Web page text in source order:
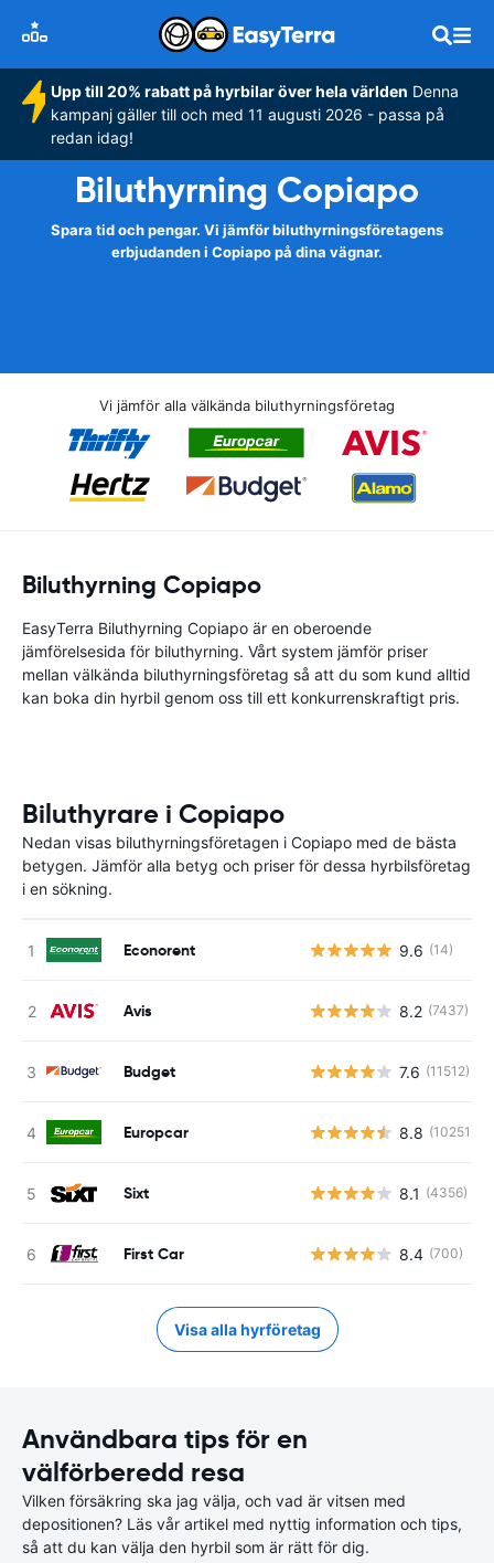
Upp till 20% rabatt på hyrbilar över hela världen Denna
kampanj gäller till och med 11 augusti 2026 - passa på
redan idag!
Biluthyrning Copiapo
Spara tid och pengar. Vi jämför biluthyrningsföretagens
erbjudanden i Copiapo på dina vägnar.
Vi jämför alla välkända biluthyrningsföretag
Biluthyrning Copiapo
EasyTerra Biluthyrning Copiapo är en oberoende
jämförelsesida för biluthyrning. Vårt system jämför priser
mellan välkända biluthyrningsföretag så att du som kund alltid
kan boka din hyrbil genom oss till ett konkurrenskraftigt pris.
Biluthyrare i Copiapo
Nedan visas biluthyrningsföretagen i Copiapo med de bästa
betygen. Jämför alla betyg och priser för dessa hyrbilsföretag
i en sökning.
Econorent 9.6 (14)
Avis 8.2 (7437)
Budget 7.6 (11512)
Europcar 8.8 (10251)
Sixt 8.1 (4356)
First Car 8.4 (700)
Visa alla hyrföretag
Användbara tips för en
välförberedd resa
Vilken försäkring ska jag välja, och vad är vitsen med
depositionen? Läs vår artikel med nyttig information och tips,
så att du kan välja den hyrbil som är rätt för dig.